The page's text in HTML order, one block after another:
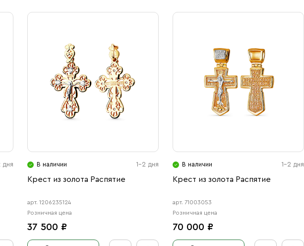
дня В наличии 1-2 дня
Крест из золота Распятие
арт. 1206235124
Розничная цена
37 500 ₽
В наличии 1-2 дня
Крест из золота Распятие
арт. 71003053
Розничная цена
70 000 ₽